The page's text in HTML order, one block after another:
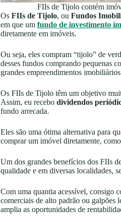
FIIs de Tijolo contém
Os FIIs de Tijolo, ou Fundos
em que um fundo de investimento
diretamente em imóveis.
Ou seja, eles compram “tijolo” de
desses fundos comprando pequenas
grandes empreendimentos
Os FIIs de Tijolo têm um objetivo
Assim, eu recebo dividendos
fundo arrecada.
Eles são uma ótima alternativa para
comprar um imóvel diretamente,
Um dos grandes benefícios dos FIIs
qualidade e em diversas localidades,
Com uma quantia acessível, consigo
comerciais de alto padrão ou galpões
amplia as oportunidades de